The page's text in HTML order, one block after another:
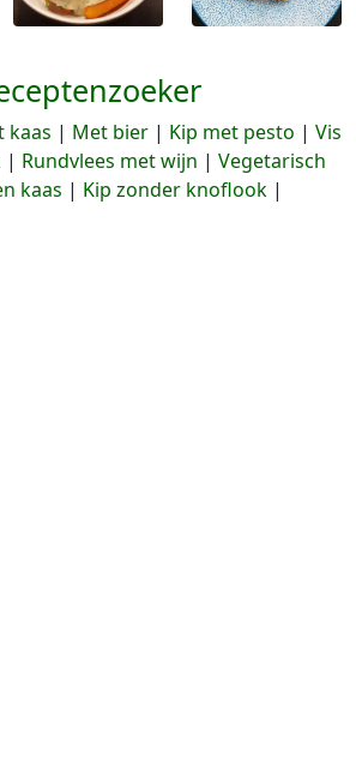
kaas | Met bier | Kip met pesto | Vis
| Rundvlees met wijn | Vegetarisch
kaas | Kip zonder knoflook |